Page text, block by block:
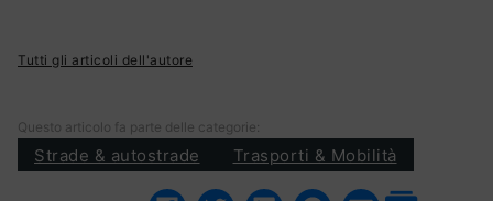
Tutti gli articoli dell'autore
Questo articolo fa parte delle categorie:
Strade & autostrade Trasporti & Mobilità